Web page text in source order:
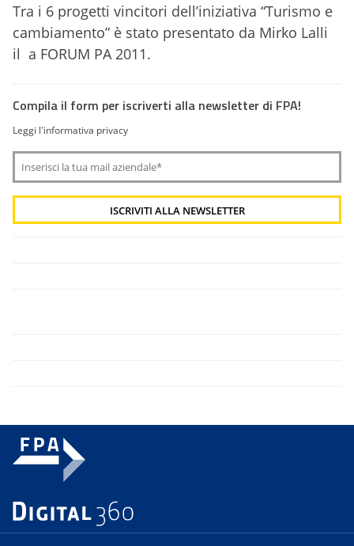
Tra i 6 progetti vincitori dell’iniziativa “Turismo e
cambiamento” è stato presentato da Mirko Lalli
il a FORUM PA 2011.
Compila il form per iscriverti alla newsletter di FPA!
Leggi l'informativa privacy